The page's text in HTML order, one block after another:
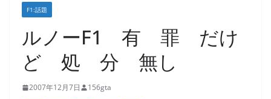
F1:話題
ルノーF1 有 罪 だけ
ど 処 分 無し
2007年12月7日 156gta